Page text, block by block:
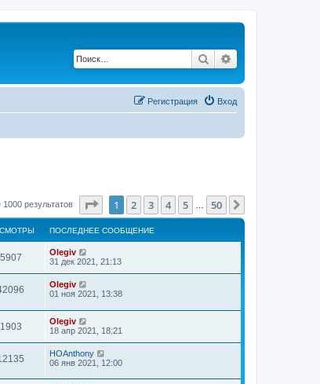
Поиск
Вход
Регистрация
результатов Страница1 из 50
1 2 3 4 5 50
ПОСЛЕДНЕЕ СООБЩЕНИЕ
Olegiv
31 дек 2021, 21:13
Olegiv
01 ноя 2021, 13:38
Olegiv
18 апр 2021, 18:21
HOAnthony
06 янв 2021, 12:00